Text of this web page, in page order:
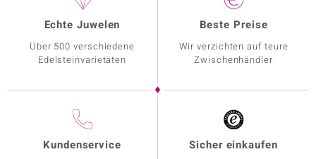
Echte Juwelen
Über 500 verschiedene
Edelsteinvarietäten
Beste Preise
Wir verzichten auf teure
Zwischenhändler
Kundenservice Sicher einkaufen